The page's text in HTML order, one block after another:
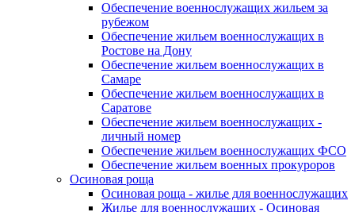
Обеспечение военнослужащих жильем за
рубежом
Обеспечение жильем военнослужащих в
Ростове на Дону
Обеспечение жильем военнослужащих в
Самаре
Обеспечение жильем военнослужащих в
Саратове
Обеспечение жильем военнослужащих -
личный номер
Обеспечение жильем военнослужащих ФСО
Обеспечение жильем военных прокуроров
Осиновая роща
Осиновая роща - жилье для военнослужащих
Жилье для военнослужащих - Осиновая